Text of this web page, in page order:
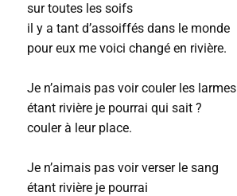
sur toutes les soifs
il y a tant d’assoiffés dans le monde
pour eux me voici changé en rivière.
Je n’aimais pas voir couler les larmes
étant rivière je pourrai qui sait ?
couler à leur place.
Je n’aimais pas voir verser le sang
étant rivière je pourrai